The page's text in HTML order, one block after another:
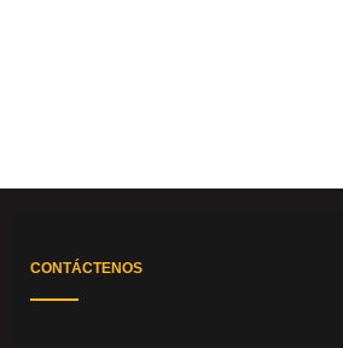
CONTÁCTENOS